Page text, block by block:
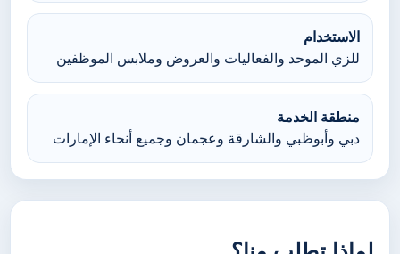
الاستخدام
للزي الموحد والفعاليات والعروض وملابس الموظفين
منطقة الخدمة
دبي وأبوظبي والشارقة وعجمان وجميع أنحاء الإمارات